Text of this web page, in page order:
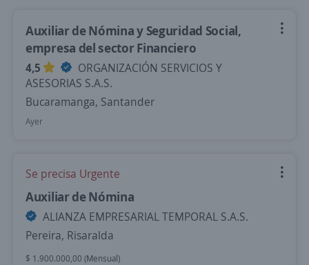
Auxiliar de Nómina y Seguridad Social,
empresa del sector Financiero
4,5
ORGANIZACIÓN SERVICIOS Y
ASESORIAS S.A.S.
Bucaramanga, Santander
Ayer
Se precisa Urgente
Auxiliar de Nómina
ALIANZA EMPRESARIAL TEMPORAL S.A.S.
Pereira, Risaralda
$ 1.900.000,00 (Mensual)